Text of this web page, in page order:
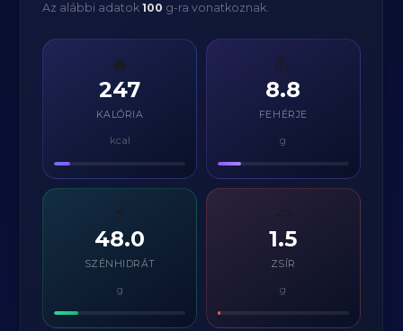
Az alábbi adatok100 g-ra vonatkoznak.
🔥
247
KALÓRIA
kcal
💪
8.8
FEHÉRJE
g
⚡
48.0
SZÉNHIDRÁT
g
1.5
ZSÍR
g